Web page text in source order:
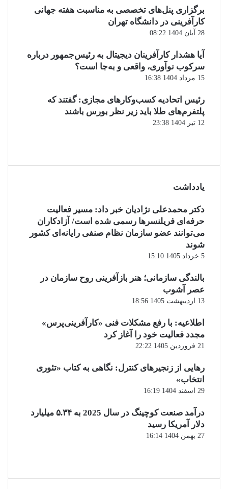
برگزاری پنل‌های تخصصی به مناسبت هفته جهانی
کارآفرینی در دانشگاه تهران
28 آبان 1404 08:22
آیا هشدار کارآفرینان دیجیتال به رئیس‌جمهور درباره
سرکوب نوآوری، واقعی و به‌جا است؟
15 مرداد 1404 16:38
‏رئیس اتحادیه کسب‌وکارهای مجازی: گفتند که
پلتفرم‌های طلا باید زیر نظر بورس باشند
12 تیر 1404 23:38
یادداشت
دکتر محمدعلی نژادیان خبر داد: مسیر فعالیت
حرفه‌ای فریلنسرها رسمی شده است/ آزادکاران
می‌توانند عضو سازمان نظام صنفی رایانه‌ای کشور
شوند
5 خرداد 1405 15:10
بالندگی سازمانی؛ هنر بازآفرینی روح سازمان در
عصر آشوب
13 اردیبهشت 1405 18:56
اطلاعیه: با رفع مشکلات فنی «کارآفرینی‌پرس»
مجدد فعالیت خود را آغاز کرد
21 فروردین 1405 22:22
رهایی از زنجیرهای کنترل: نگاهی به کتاب «تئوری
انتخاب»
29 اسفند 1404 16:19
درآمد صنعت کوچینگ در سال 2025 به ۵.۳۴ میلیارد
دلار آمریکا رسید
27 بهمن 1404 16:14